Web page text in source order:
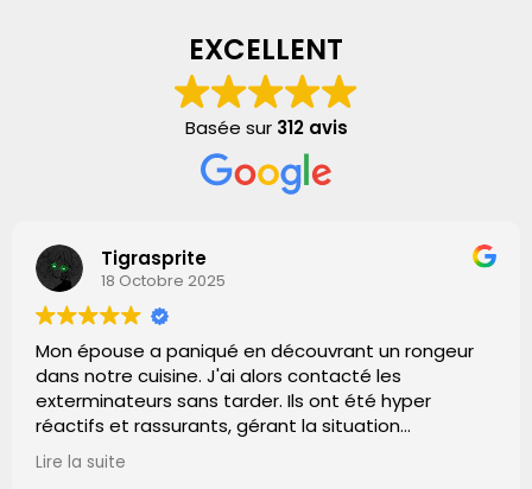
EXCELLENT
Basée sur 312 avis
Tigrasprite
18 Octobre 2025
Mon épouse a paniqué en découvrant un rongeur
dans notre cuisine. J'ai alors contacté les
exterminateurs sans tarder. Ils ont été hyper
réactifs et rassurants, gérant la situation
impeccablement. Grâce à leur efficacité, plus de
signe de rat après leur passage. Un grand merci,
Lire la suite